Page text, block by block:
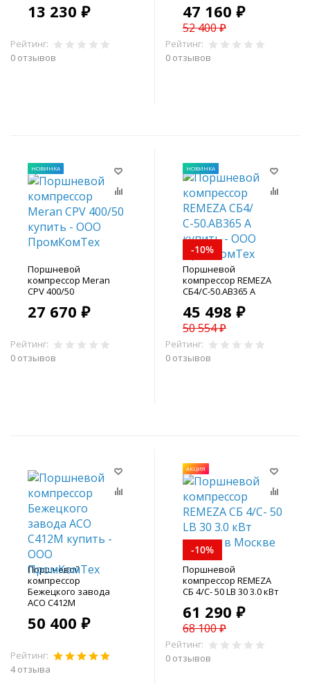
13 230 ₽
Рейтинг:
0 отзывов
47 160 ₽
52 400 ₽
Рейтинг:
0 отзывов
НОВИНКА
Поршневой
компрессор Meran
CPV 400/50
27 670 ₽
Рейтинг:
0 отзывов
НОВИНКА
-10%
Поршневой
компрессор REMEZA
СБ4/С-50.АВ365 A
45 498 ₽
50 554 ₽
Рейтинг:
0 отзывов
Поршневой
компрессор
Бежецкого завода
АСО С412М
50 400 ₽
Рейтинг:
4 отзыва
АКЦИЯ
-10%
Поршневой
компрессор REMEZA
СБ 4/С- 50 LB 30 3.0 кВт
61 290 ₽
68 100 ₽
Рейтинг:
0 отзывов